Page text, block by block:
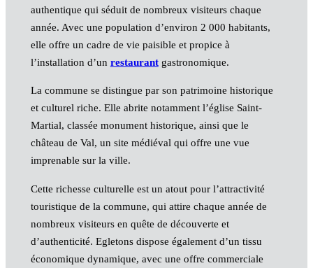
authentique qui séduit de nombreux visiteurs chaque
année. Avec une population d’environ 2 000 habitants,
elle offre un cadre de vie paisible et propice à
l’installation d’un restaurantgastronomique.
La commune se distingue par son patrimoine historique
et culturel riche. Elle abrite notamment l’église Saint-
Martial, classée monument historique, ainsi que le
château de Val, un site médiéval qui offre une vue
imprenable sur la ville.
Cette richesse culturelle est un atout pour l’attractivité
touristique de la commune, qui attire chaque année de
nombreux visiteurs en quête de découverte et
d’authenticité. Egletons dispose également d’un tissu
économique dynamique, avec une offre commerciale